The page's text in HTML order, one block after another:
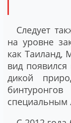
Следует
на уровне
как Таиланд,
вид
дикой
специальным